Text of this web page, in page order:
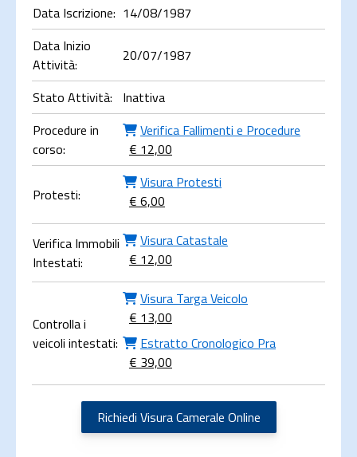
Data Iscrizione: 14/08/1987
Data Inizio
Attività:
20/07/1987
Stato Attività:
Inattiva
Procedure in
corso:
Verifica Fallimenti e Procedure
€ 12,00
Protesti:
Visura Protesti
€ 6,00
Verifica Immobili
Intestati:
Visura Catastale
€ 12,00
Controlla i
veicoli intestati:
Visura Targa Veicolo
€ 13,00
Estratto Cronologico Pra
€ 39,00
Richiedi Visura Camerale Online